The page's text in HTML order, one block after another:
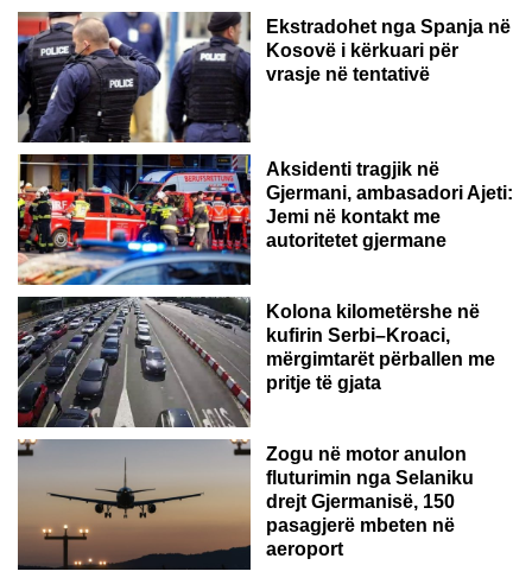
Ekstradohet nga Spanja në
Kosovë i kërkuari për
vrasje në tentativë
GJERMANI
Aksidenti tragjik në
Gjermani, ambasadori Ajeti:
Jemi në kontakt me
autoritetet gjermane
Kolona kilometërshe në
kufirin Serbi–Kroaci,
mërgimtarët përballen me
pritje të gjata
Zogu në motor anulon
fluturimin nga Selaniku
drejt Gjermanisë, 150
pasagjerë mbeten në
aeroport